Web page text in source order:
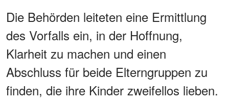
Die Behörden leiteten eine Ermittlung
des Vorfalls ein, in der Hoffnung,
Klarheit zu machen und einen
Abschluss für beide Elterngruppen zu
finden, die ihre Kinder zweifellos lieben.